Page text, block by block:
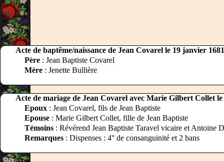
Acte de baptême/naissance de Jean Covarel le 19 janvier 1681
Père : Jean Baptiste Covarel
Mère : Jenette Bullière
Acte de mariage de Jean Covarel avec Marie Gilbert Collet
Epoux : Jean Covarel, fils de Jean Baptiste
Epouse : Marie Gilbert Collet, fille de Jean Baptiste
Témoins : Révérend Jean Baptiste Taravel vicaire et Antoine
Remarques : Dispenses : 4° de consanguinité et 2 bans